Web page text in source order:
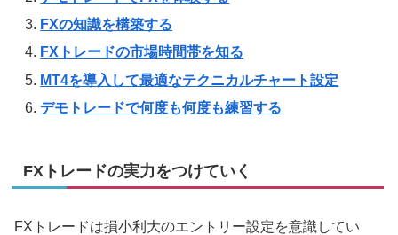
FXの知識を構築する
FXトレードの市場時間帯を知る
MT4を導入して最適なテクニカルチャート設定
デモトレードで何度も何度も練習する
FXトレードの実力をつけていく
FXトレードは損小利大のエントリー設定を意識してい